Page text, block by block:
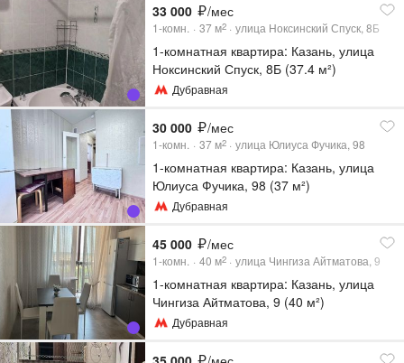
33 000 /мес
1-комн. 37 м2 улица Ноксинский Спуск, 8Б
1-комнатная квартира: Казань, улица
Ноксинский Спуск, 8Б (37.4 м²)
Дубравная
30 000 /мес
1-комн. 37 м2 улица Юлиуса Фучика, 98
1-комнатная квартира: Казань, улица
Юлиуса Фучика, 98 (37 м²)
Дубравная
45 000 /мес
1-комн. 40 м2 улица Чингиза Айтматова, 9
1-комнатная квартира: Казань, улица
Чингиза Айтматова, 9 (40 м²)
Дубравная